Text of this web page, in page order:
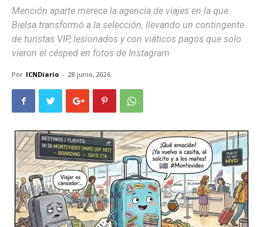
Mención aparte merece la agencia de viajes en la que
Bielsa transformó a la selección, llevando un contingente
de turistas VIP, lesionados y con viáticos pagos que solo
vieron el césped en fotos de Instagram
Por ICNDiario - 28 junio, 2026